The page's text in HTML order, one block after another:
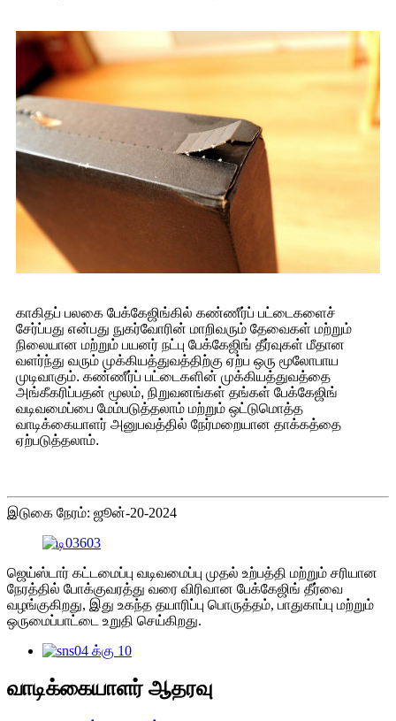
காகிதப் பலகை பேக்கேஜிங்கில் கண்ணீர்ப் பட்டைகளைச்
சேர்ப்பது என்பது நுகர்வோரின் மாறிவரும் தேவைகள் மற்றும்
நிலையான மற்றும் பயனர் நட்பு பேக்கேஜிங் தீர்வுகள் மீதான
வளர்ந்து வரும் முக்கியத்துவத்திற்கு ஏற்ப ஒரு மூலோபாய
முடிவாகும். கண்ணீர்ப் பட்டைகளின் முக்கியத்துவத்தை
அங்கீகரிப்பதன் மூலம், நிறுவனங்கள் தங்கள் பேக்கேஜிங்
வடிவமைப்பை மேம்படுத்தலாம் மற்றும் ஒட்டுமொத்த
வாடிக்கையாளர் அனுபவத்தில் நேர்மறையான தாக்கத்தை
ஏற்படுத்தலாம்.
இடுகை நேரம்: ஜூன்-20-2024
ஜெய்ஸ்டார் கட்டமைப்பு வடிவமைப்பு முதல் உற்பத்தி மற்றும் சரியான
நேரத்தில் போக்குவரத்து வரை விரிவான பேக்கேஜிங் தீர்வை
வழங்குகிறது, இது உகந்த தயாரிப்பு பொருத்தம், பாதுகாப்பு மற்றும்
ஒருமைப்பாட்டை உறுதி செய்கிறது.
வாடிக்கையாளர் ஆதரவு